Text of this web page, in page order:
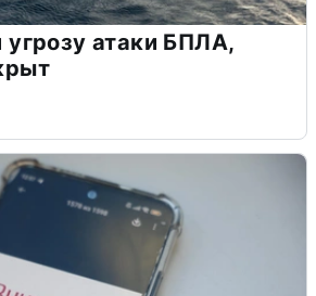
угрозу атаки БПЛА,